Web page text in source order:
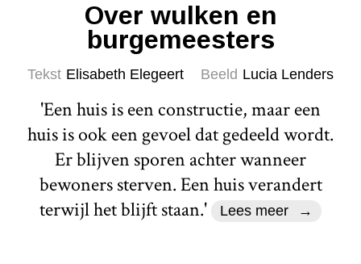
Over wulken en
burgemeesters
Tekst Elisabeth Elegeert Beeld Lucia Lenders
'Een huis is een constructie, maar een
huis is ook een gevoel dat gedeeld wordt.
Er blijven sporen achter wanneer
bewoners sterven. Een huis verandert
terwijl het blijft staan.'
Lees meer